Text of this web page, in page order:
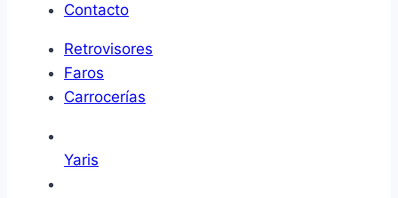
Contacto
Retrovisores
Faros
Carrocerías
Yaris